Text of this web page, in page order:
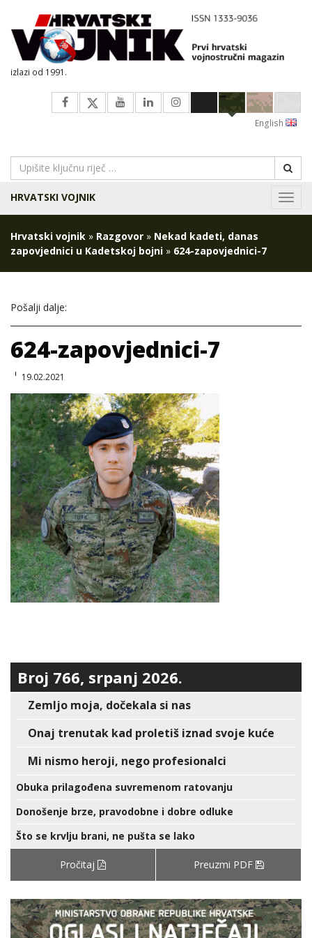
izlazi od 1991.
English
HRVATSKI VOJNIK
Hrvatski vojnik » Razgovor » Nekad kadeti, danas
zapovjednici u Kadetskoj bojni » 624-zapovjednici-7
Pošalji dalje:
624-zapovjednici-7
19.02.2021
Broj 766, srpanj 2026.
Zemljo moja, dočekala si nas
Onaj trenutak kad proletiš iznad svoje kuće
Mi nismo heroji, nego profesionalci
Obuka prilagođena suvremenom ratovanju
Donošenje brze, pravodobne i dobre odluke
Što se krvlju brani, ne pušta se lako
Pročitaj Preuzmi PDF